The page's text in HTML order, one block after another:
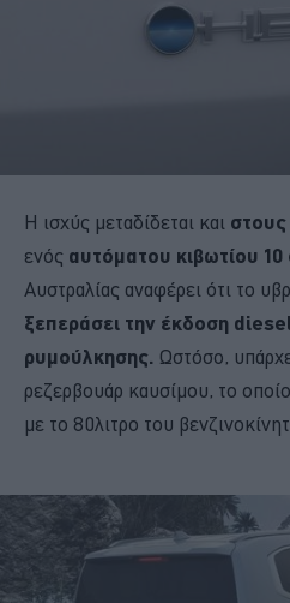
Η ισχύς μεταδίδεται και στους
ενός αυτόματου κιβωτίου
Αυστραλίας αναφέρει ότι το
ξεπεράσει την έκδοση
ρυμούλκησης. Ωστόσο,
ρεζερβουάρ καυσίμου, το οποίο
με το 80λιτρο του